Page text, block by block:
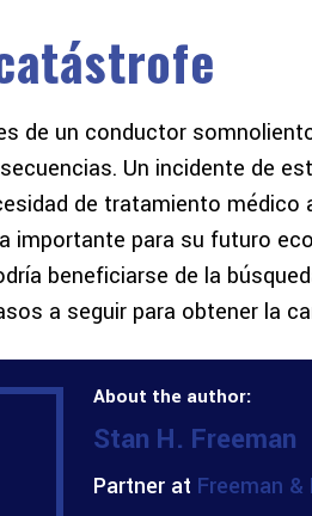
de un conductor
Un incidente de
de tratamiento
importante para su futuro
beneficiarse de la
a seguir para obtener la
About the author:
Stan H. Freeman
Partner at Freeman &